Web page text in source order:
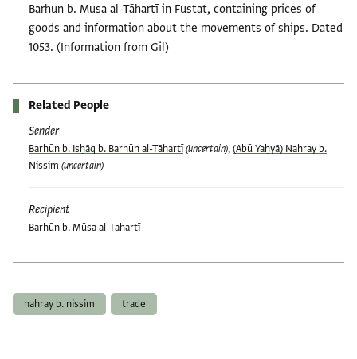
Barhun b. Musa al-Tāhartī in Fustat, containing prices of
goods and information about the movements of ships. Dated
1053. (Information from Gil)
Related People
Sender
Barhūn b. Isḥāq b. Barhūn al-Tāhartī(uncertain),(Abū Yaḥyā) Nahray b.
Nissim (uncertain)
Recipient
Barhūn b. Mūsā al-Tāhartī
nahray b. nissim trade